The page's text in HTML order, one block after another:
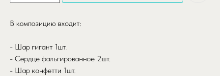
В композицию входит:
- Шар гигант 1шт.
- Сердце фальгированное 2шт.
- Шар конфетти 1шт.